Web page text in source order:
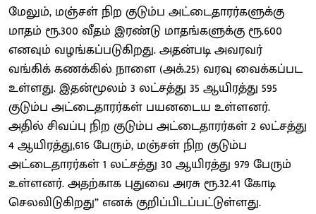
மேலும், மஞ்சள் நிற குடும்ப அட்டைதாரர்களுக்கு
மாதம் ரூ.300 வீதம் இரண்டு மாதங்களுக்கு ரூ.600
எனவும் வழங்கப்படுகிறது. அதன்படி அவரவர்
வங்கிக் கணக்கில் நாளை (அக்.25) வரவு வைக்கப்பட
உள்ளது. இதன்மூலம் 3 லட்சத்து 35 ஆயிரத்து 595
குடும்ப அட்டைதாரர்கள் பயனடைய உள்ளனர்.
அதில் சிவப்பு நிற குடும்ப அட்டைதாரர்கள் 2 லட்சத்து
4 ஆயிரத்து,616 பேரும், மஞ்சள் நிற குடும்ப
அட்டைதாரர்கள் 1 லட்சத்து 30 ஆயிரத்து 979 பேரும்
உள்ளனர். அதற்காக புதுவை அரசு ரூ.32.41 கோடி
செலவிடுகிறது” எனக் குறிப்பிடப்பட்டுள்ளது.